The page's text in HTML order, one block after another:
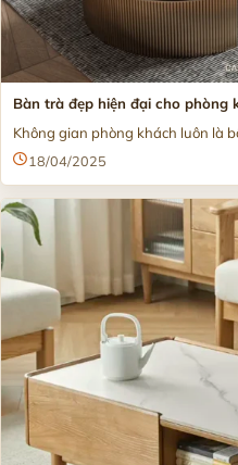
Bàn trà đẹp hiện đại cho phòng
Không gian phòng khách luôn là
18/04/2025